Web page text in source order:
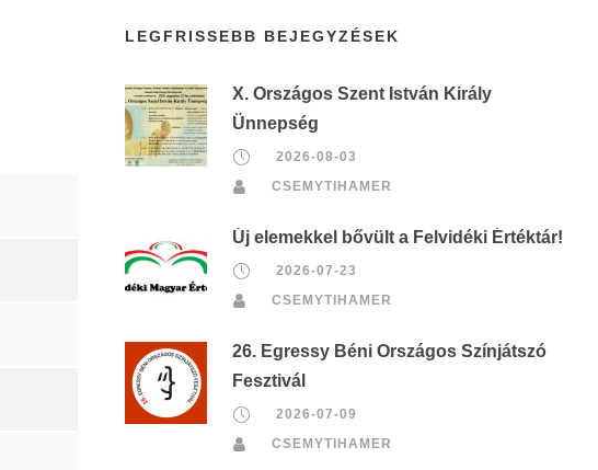
LEGFRISSEBB BEJEGYZÉSEK
X. Országos Szent István Király
Ünnepség
2026-08-03
CSEMYTIHAMER
Új elemekkel bővült a Felvidéki Értéktár!
2026-07-23
CSEMYTIHAMER
26. Egressy Béni Országos Színjátszó
Fesztivál
2026-07-09
CSEMYTIHAMER